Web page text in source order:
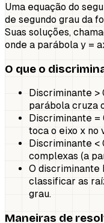
Uma equação do
de segundo grau da
Suas soluções,
onde a parábola y =
O que o
Discriminante >
parábola cruza
Discriminante
toca o eixo x no
Discriminante <
complexas (a
O discriminante
classificar as
grau.
Maneiras de